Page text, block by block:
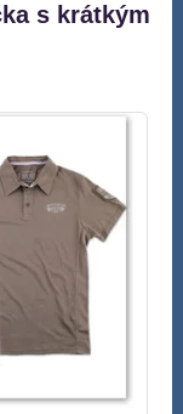
s krátkým